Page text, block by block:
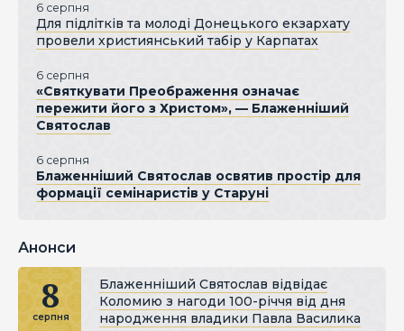
6 серпня
Для підлітків та молоді Донецького екзархату
провели християнський табір у Карпатах
6 серпня
«Святкувати Преображення означає
пережити його з Христом», — Блаженніший
Святослав
6 серпня
Блаженніший Святослав освятив простір для
формації семінаристів у Старуні
Анонси
8
серпня
Блаженніший Святослав відвідає
Коломию з нагоди 100-річчя від дня
народження владики Павла Василика